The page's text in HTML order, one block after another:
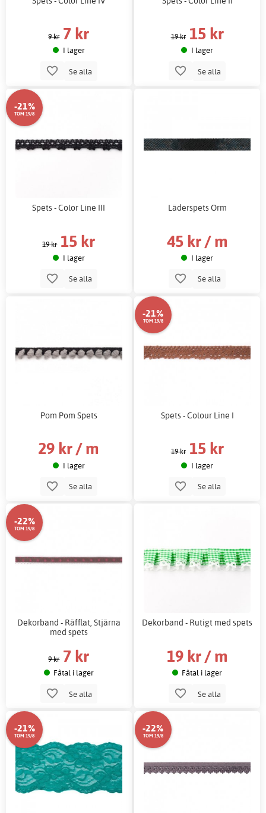
9 kr 7 kr
I lager
Se alla
19 kr 15 kr
I lager
Se alla
-21%
TOM 19/8
Spets - Color Line III
19 kr 15 kr
I lager
Se alla
Läderspets Orm
45 kr / m
I lager
Se alla
Pom Pom Spets
29 kr / m
I lager
Se alla
-21%
TOM 19/8
Spets - Colour Line I
19 kr 15 kr
I lager
Se alla
-22%
TOM 19/8
Dekorband - Räfflat, Stjärna
med spets
9 kr 7 kr
Fåtal i lager
Se alla
Dekorband - Rutigt med spets
19 kr / m
Fåtal i lager
Se alla
-21%
TOM 19/8
-22%
TOM 19/8